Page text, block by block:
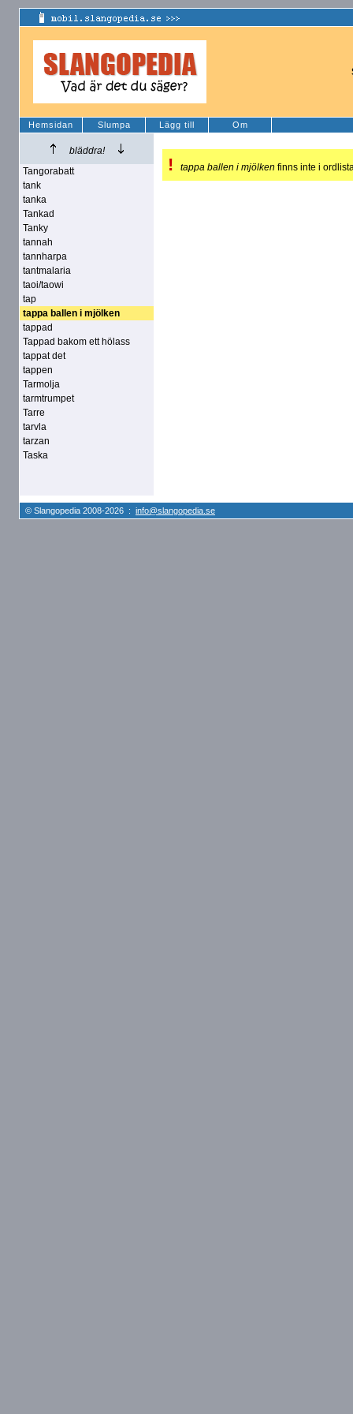
Hemsidan Slumpa Lägg till Om
bläddra!
Tangorabatt
tank
tanka
Tankad
Tanky
tannah
tannharpa
tantmalaria
taoi/taowi
tap
tappa ballen i mjölken
tappad
Tappad bakom ett hölass
tappat det
tappen
Tarmolja
tarmtrumpet
Tarre
tarvla
tarzan
Taska
! tappa ballen i mjölken finns inte i
© Slangopedia 2008-2026 : info@slangopedia.se